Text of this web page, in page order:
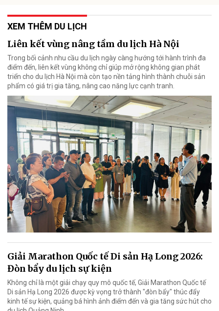
XEM THÊM DU LỊCH
Liên kết vùng nâng tầm du lịch Hà Nội
Trong bối cảnh nhu cầu du lịch ngày càng hướng tới hành trình đa
điểm đến, liên kết vùng không chỉ giúp mở rộng không gian phát
triển cho du lịch Hà Nội mà còn tạo nền tảng hình thành chuỗi sản
phẩm có giá trị gia tăng, nâng cao năng lực cạnh tranh.
Giải Marathon Quốc tế Di sản Hạ Long 2026:
Đòn bẩy du lịch sự kiện
Không chỉ là một giải chạy quy mô quốc tế, Giải Marathon Quốc tế
Di sản Hạ Long 2026 được kỳ vọng trở thành "đòn bẩy" thúc đẩy
kinh tế sự kiện, quảng bá hình ảnh điểm đến và gia tăng sức hút cho